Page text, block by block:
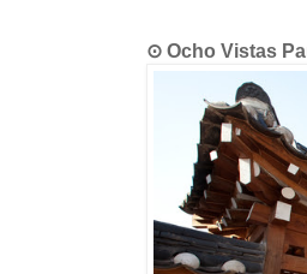
⊙ Ocho Vistas